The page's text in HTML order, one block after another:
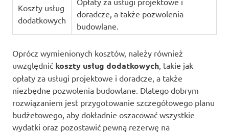
Koszty usług
dodatkowych
doradcze, a także pozwolenia
budowlane.
Oprócz wymienionych kosztów, należy również
uwzględnić koszty usług dodatkowych , takie jak
opłaty za usługi projektowe i doradcze, a także
niezbędne pozwolenia budowlane. Dlatego dobrym
rozwiązaniem jest przygotowanie szczegółowego planu
budżetowego, aby dokładnie oszacować wszystkie
wydatki oraz pozostawić pewną rezerwę na